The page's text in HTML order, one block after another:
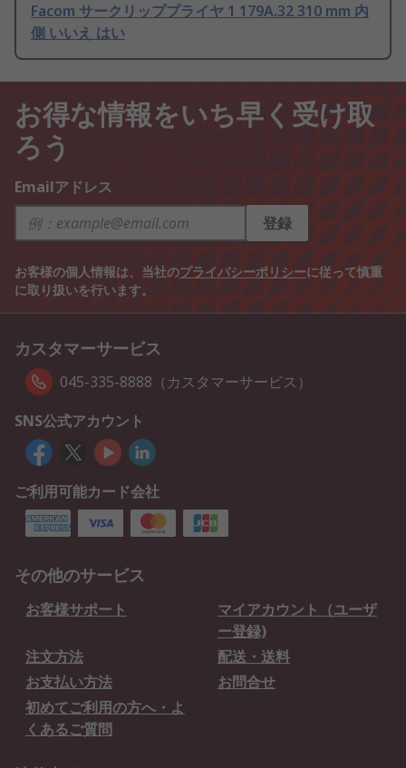
Facom サークリッププライヤ 1 179A.32 310 mm 内
側 いいえ はい
お得な情報をいち早く受け取
ろう
Emailアドレス
登録
お客様の個人情報は、当社のプライバシーポリシーに従って慎重
に取り扱いを行います。
カスタマーサービス
045-335-8888（カスタマーサービス）
SNS公式アカウント
ご利用可能カード会社
その他のサービス
お客様サポート
マイアカウント（ユーザ
ー登録)
注文方法
配送・送料
お支払い方法
お問合せ
初めてご利用の方へ・よ
くあるご質問